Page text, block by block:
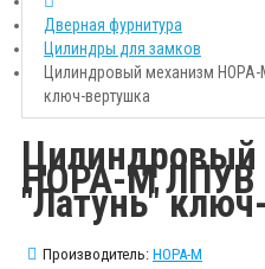
Дверная фурнитура
Цилиндры для замков
Цилиндровый механизм НОРА-
ключ-вертушка
Цилиндровый
НОРА-М ЛПУВ
"Латунь"
Производитель: НОРА-М